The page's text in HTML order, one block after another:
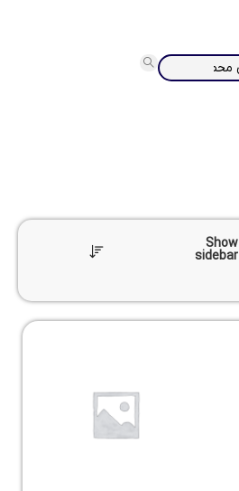
Show
sidebar